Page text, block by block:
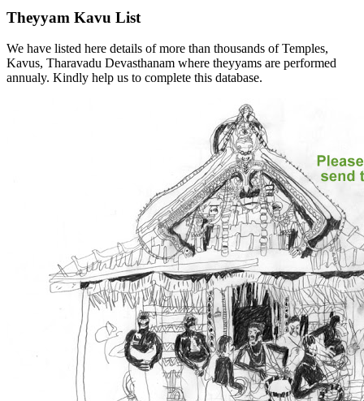
Theyyam Kavu List
We have listed here details of more than thousands of Temples,
Kavus, Tharavadu Devasthanam where theyyams are performed
annualy. Kindly help us to complete this database.